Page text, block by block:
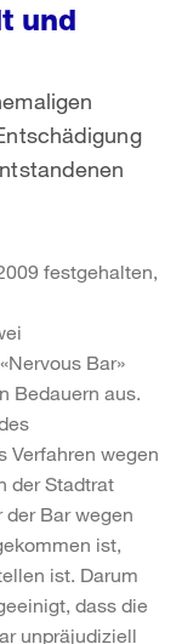
und
festgehalten,
Bar»
Bedauern aus.
Verfahren wegen
der Stadtrat
Bar wegen
ist,
ist. Darum
dass die
unpräjudiziell